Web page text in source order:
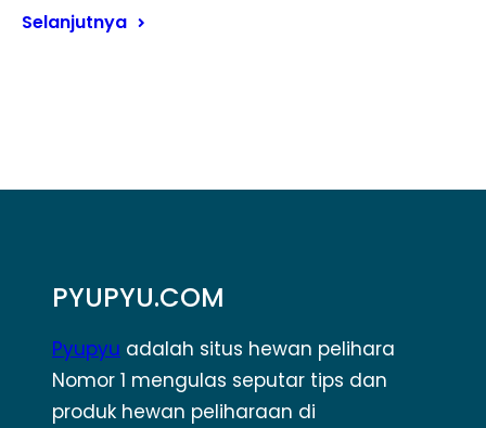
Selanjutnya
PYUPYU.COM
Pyupyu adalah situs hewan pelihara
Nomor 1 mengulas seputar tips dan
produk hewan peliharaan di